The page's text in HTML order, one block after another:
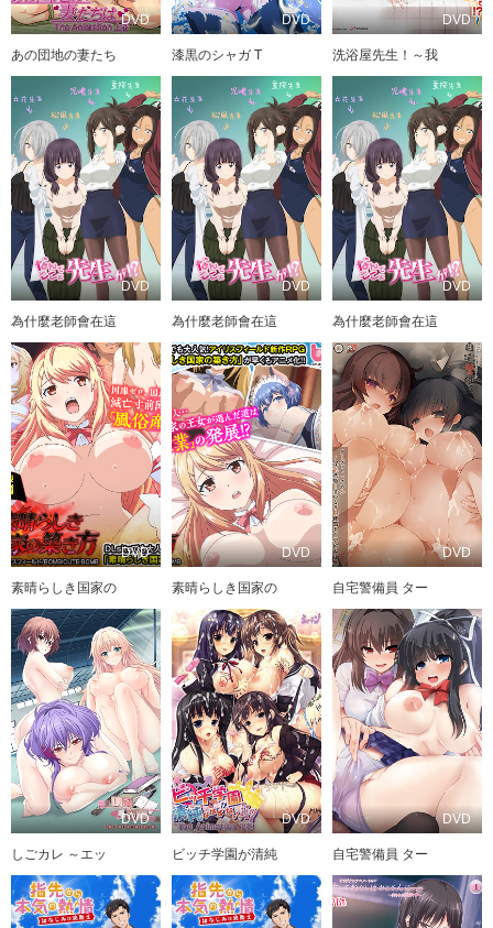
DVD
あの団地の妻たち
DVD
漆黒のシャガ T
DVD
洗浴屋先生！～我
DVD
為什麼老師會在這
DVD
為什麼老師會在這
DVD
為什麼老師會在這
DVD
素晴らしき国家の
DVD
素晴らしき国家の
DVD
自宅警備員 ター
DVD
しごカレ ～エッ
DVD
ビッチ学園が清純
DVD
自宅警備員 ター